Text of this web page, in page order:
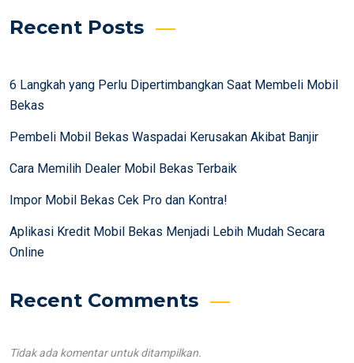
Recent Posts
6 Langkah yang Perlu Dipertimbangkan Saat Membeli Mobil
Bekas
Pembeli Mobil Bekas Waspadai Kerusakan Akibat Banjir
Cara Memilih Dealer Mobil Bekas Terbaik
Impor Mobil Bekas Cek Pro dan Kontra!
Aplikasi Kredit Mobil Bekas Menjadi Lebih Mudah Secara
Online
Recent Comments
Tidak ada komentar untuk ditampilkan.